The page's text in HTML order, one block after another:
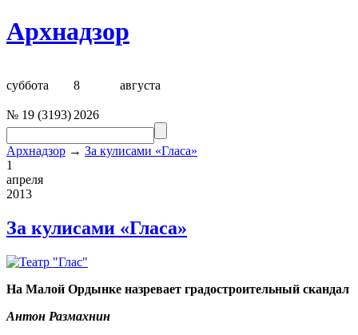
Архнадзор
суббота 8 августа
№ 19 (3193) 2026
Архнадзор → За кулисами «Гласа»
1
апреля
2013
За кулисами «Гласа»
На Малой Ордынке назревает градостроительный скандал
Антон Размахнин